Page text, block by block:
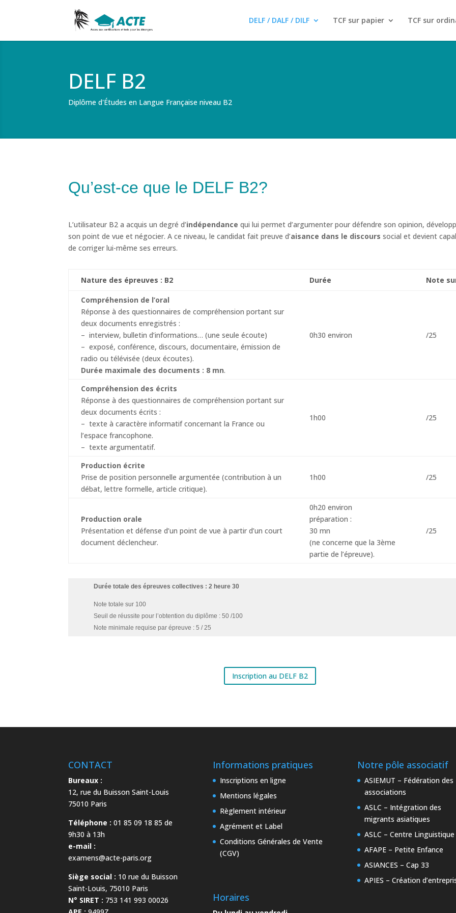
DELF / DALF / DILF TCF sur papier TCF sur
DELF B2
Diplôme d'Études en Langue Française niveau B2
Qu’est-ce que le DELF B2?
L’utilisateur B2 a acquis un degré d’indépendance qui lui permet d’argumenter pour défendre son opinion,
son point de vue et négocier. A ce niveau, le candidat fait preuve d’aisance dans le discours social et devient
de corriger lui-même ses erreurs.
Nature des épreuves : B2 Durée Note
Compréhension de l’oral
Réponse à des questionnaires de compréhension portant sur
deux documents enregistrés :
– interview, bulletin d’informations… (une seule écoute)
– exposé, conférence, discours, documentaire, émission de
radio ou télévisée (deux écoutes).
Durée maximale des documents : 8 mn.
0h30 environ /25
Compréhension des écrits
Réponse à des questionnaires de compréhension portant sur
deux documents écrits :
– texte à caractère informatif concernant la France ou
l’espace francophone.
– texte argumentatif.
1h00 /25
Production écrite
Prise de position personnelle argumentée (contribution à un
débat, lettre formelle, article critique).
1h00 /25
Production orale
Présentation et défense d’un point de vue à partir d’un court
document déclencheur.
0h20 environ
préparation :
30 mn
(ne concerne que la 3ème
partie de l’épreuve).
/25
Durée totale des épreuves collectives : 2 heure 30
Note totale sur 100
Seuil de réussite pour l’obtention du diplôme : 50 /100
Note minimale requise par épreuve : 5 / 25
Inscription au DELF B2
CONTACT
Bureaux :
12, rue du Buisson Saint-Louis
75010 Paris
Téléphone :01 85 09 18 85 de
9h30 à 13h
e-mail :
examens@acte-paris.org
Siège social : 10 rue du Buisson
Saint-Louis, 75010 Paris
N° SIRET : 753 141 993 00026
Informations pratiques
Inscriptions en ligne
Mentions légales
Règlement intérieur
Agrément et Label
Conditions Générales de Vente
(CGV)
Horaires
Notre pôle associatif
ASIEMUT – Fédération des
associations
ASLC – Intégration des
migrants asiatiques
ASLC – Centre Linguistique
AFAPE – Petite Enfance
ASIANCES – Cap 33
APIES – Création